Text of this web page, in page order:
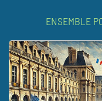
ENSEMBLE